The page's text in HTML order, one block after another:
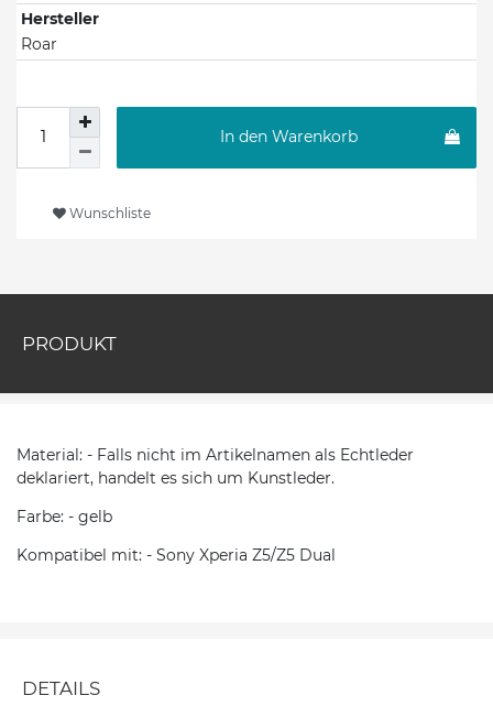
Hersteller
Roar
In den Warenkorb
Wunschliste
PRODUKT
Material: - Falls nicht im Artikelnamen als Echtleder
deklariert, handelt es sich um Kunstleder.
Farbe: - gelb
Kompatibel mit: - Sony Xperia Z5/Z5 Dual
DETAILS